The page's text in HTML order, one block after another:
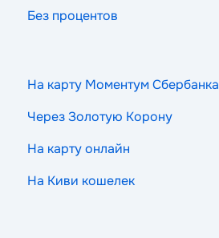
Без процентов
На карту Моментум Сбербанка
Через Золотую Корону
На карту онлайн
На Киви кошелек